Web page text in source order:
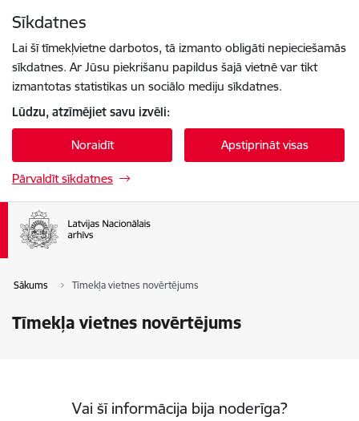
Sīkdatnes
Lai šī tīmekļvietne darbotos, tā izmanto obligāti nepieciešamās
sīkdatnes. Ar Jūsu piekrišanu papildus šajā vietnē var tikt
izmantotas statistikas un sociālo mediju sīkdatnes.
Lūdzu, atzīmējiet savu izvēli:
Noraidīt Apstiprināt visas
Pārvaldīt sīkdatnes
Sākums Tīmekļa vietnes novērtējums
Tīmekļa vietnes novērtējums
Vai šī informācija bija noderīga?